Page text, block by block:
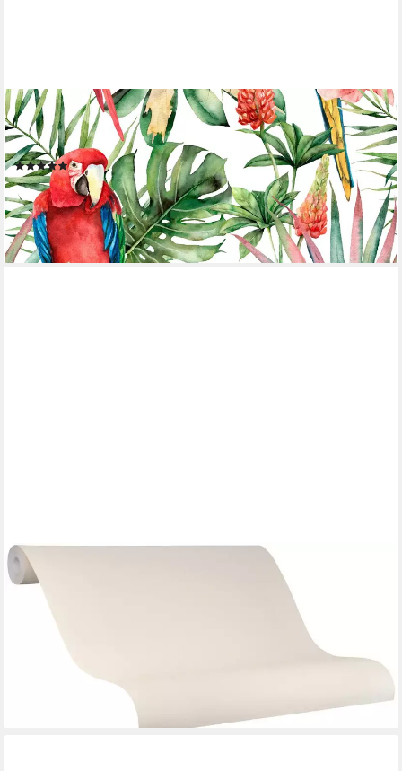
GLÖÖCKLER
Fototapete, 3D-Optik, tropisch, botanisch, (1 St), Dschungeloptik,
moderne Tapete für Wohnzimmer Schlafzimmer Küche
(1)
23,99 €
(4,50 €/ 1 qm)
lieferbar - in 3-4 Werktagen bei dir
GLÖÖCKLER
Vliestapete, uni, (1 St), moderne Tapete für Wohnzimmer
Schlafzimmer Küche
50,34 €
(7,15 €/ 1 qm)
lieferbar - in 3-4 Werktagen bei dir